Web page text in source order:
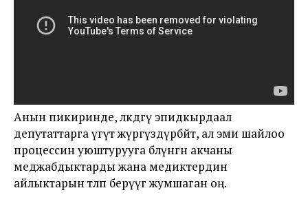
Анын пикиринде, өлкөдөгү эпидкырдаал
депутаттарга үгүт жүргүздүрбөйт, ал эми шайлоо
процессин уюштурууга бөлүнгөн акчаны
меджабдыктарды жана медиктердин
айлыктарын төлөп берүүгө жумшаган оң.